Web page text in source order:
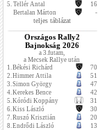
5. Tellér Antal
16
Bertalan Márton
-
teljes táblázat
Országos Rally2
Bajnokság 2026
a 3.futam,
a Mecsek Rallye után
1.Békési Richárd
70
2.Himmer Attila
51
3.Simon György
47
4.Kerekes Bence
42
5.Kóródi Koppány
31
6.Kiss László
30
7.Ruszó Krisztián
20
8.Endrődi László
13